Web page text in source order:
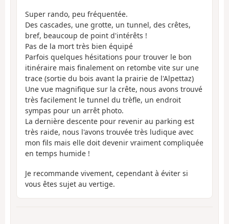
Super rando, peu fréquentée.
Des cascades, une grotte, un tunnel, des crêtes,
bref, beaucoup de point d'intérêts !
Pas de la mort très bien équipé
Parfois quelques hésitations pour trouver le bon
itinéraire mais finalement on retombe vite sur une
trace (sortie du bois avant la prairie de l'Alpettaz)
Une vue magnifique sur la crête, nous avons trouvé
très facilement le tunnel du trèfle, un endroit
sympas pour un arrêt photo.
La dernière descente pour revenir au parking est
très raide, nous l'avons trouvée très ludique avec
mon fils mais elle doit devenir vraiment compliquée
en temps humide !
Je recommande vivement, cependant à éviter si
vous êtes sujet au vertige.